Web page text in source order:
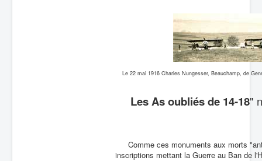
Le 22 mai 1916 Charles Nungesser, Beauchamp, de
Les As oubliés de 14-18"
Comme ces monuments aux morts
inscriptions mettant la Guerre au Ban de